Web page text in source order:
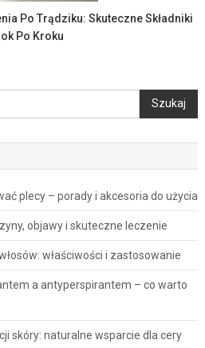
Po Trądziku: Skuteczne Składniki
Po Kroku
Szukaj
plecy – porady i akcesoria do użycia
objawy i skuteczne leczenie
właściwości i zastosowanie
a antyperspirantem – co warto
skóry: naturalne wsparcie dla cery